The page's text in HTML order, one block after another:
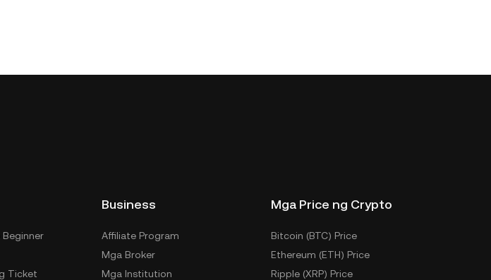
Beginner
Ticket
Business
Affiliate Program
Mga Broker
Mga Institution
Mga Price ng Crypto
Bitcoin (BTC) Price
Ethereum (ETH) Price
Ripple (XRP) Price